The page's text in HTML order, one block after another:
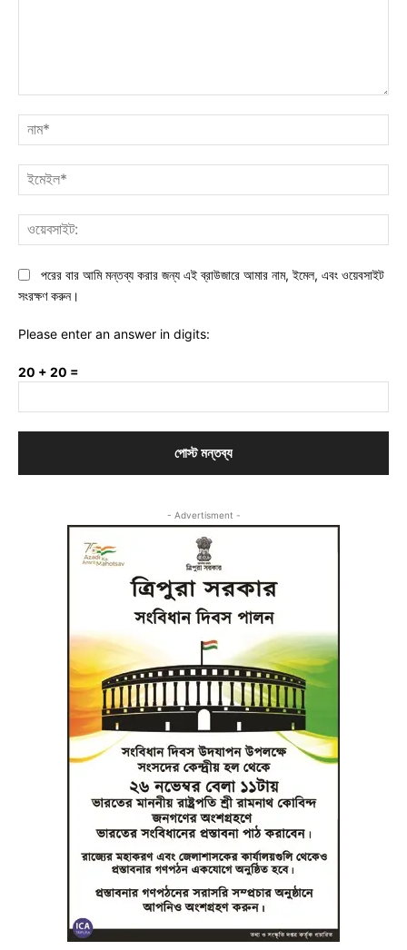
পরের বার আমি মন্তব্য করার জন্য এই ব্রাউজারে আমার নাম, ইমেল, এবং ওয়েবসাইট
সংরক্ষণ করুন।
Please enter an answer in digits:
20 + 20 =
- Advertisment -